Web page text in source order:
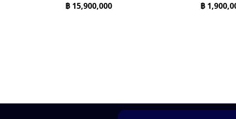
฿ 15,900,000
฿